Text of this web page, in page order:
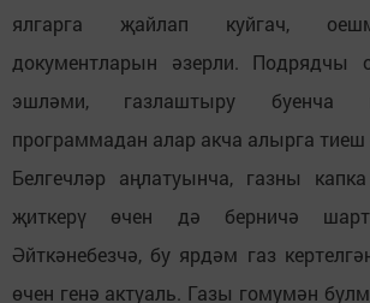
ялгарга җайлап куйгач,
документларын әзерли. Подрядчы
эшләми, газлаштыру буенча
программадан алар акча алырга тиеш
Белгечләр аңлатуынча, газны
җиткерү өчен дә берничә
Әйткәнебезчә, бу ярдәм газ
өчен генә актуаль. Газы гомумән